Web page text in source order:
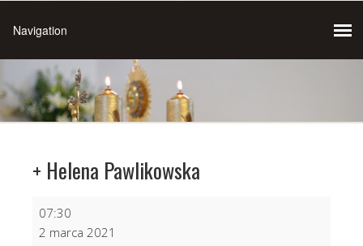
+ Helena Pawlikowska
Helena
07:30
2 marca 2021